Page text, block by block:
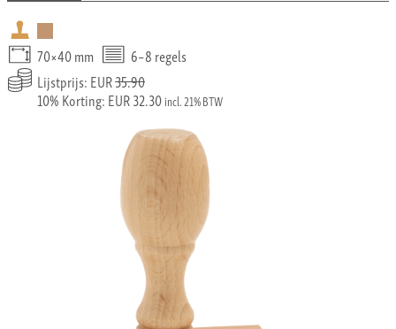
70×40 mm
6–8 regels
Lijstprijs: EUR35.90
10% Korting: EUR 32.30incl. 21% BTW